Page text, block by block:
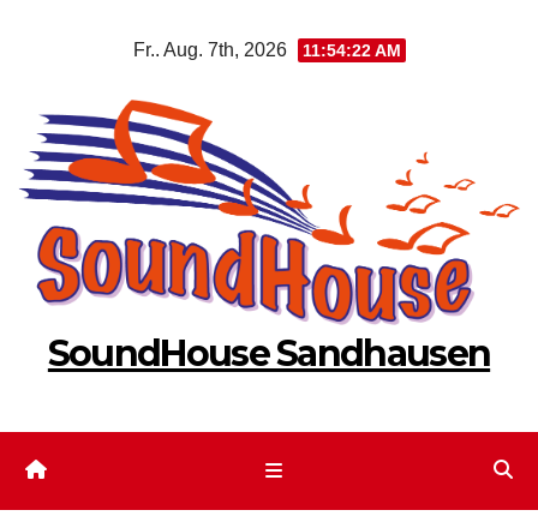
Fr.. Aug. 7th, 2026 11:54:22 AM
SoundHouse Sandhausen